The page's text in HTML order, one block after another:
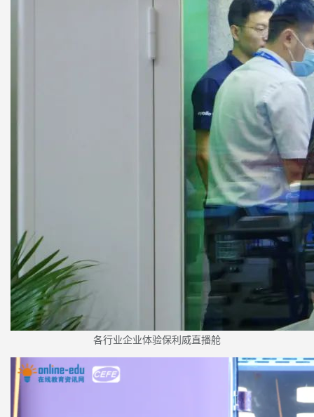
各行业企业体验保利威直播舱